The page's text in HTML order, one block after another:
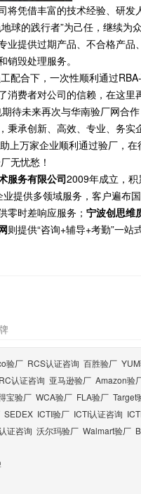
凭借丰富的技术经验、研发
球的践行者”为己任，继续为
业提供过期产品、不合格产品
销毁处理服务。
配合下，一次性顺利通过
消费者对公司的信赖，在这里
待未来再次与华南验厂网合作
秉承创新、高效、专业、务实
上万家企业顺利通过验厂，在
无忧愁！
服务有限公司2009年成立，积
提供多领域服务，客户遍布国
零时差响应服务； 宁波创思维
则提供“咨询+辅导+考勤”一站
验厂 RCS认证咨询 百胜验厂
认证咨询 亚马逊验厂 Amazon验
宝验厂 WCA验厂 FLA验厂 Target
SEDEX ICTI验厂 ICTI认证咨询
证咨询 沃尔玛验厂 Walmart验厂